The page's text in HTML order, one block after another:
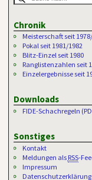
Chronik
Meisterschaft seit
Pokal seit 1981/1982
Blitz-Einzel seit 1980
Ranglistenzahlen seit
Einzelergebnisse seit
Downloads
FIDE-Schachregeln
Sonstiges
Kontakt
Meldungen als RSS-
Impressum
Datenschutzerklärung